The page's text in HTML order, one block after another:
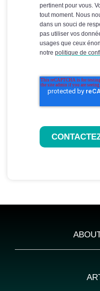
pertinent pour vous.
tout moment. Nous
dans un souci de
pas utiliser vos
usages que ceux
notre politique de